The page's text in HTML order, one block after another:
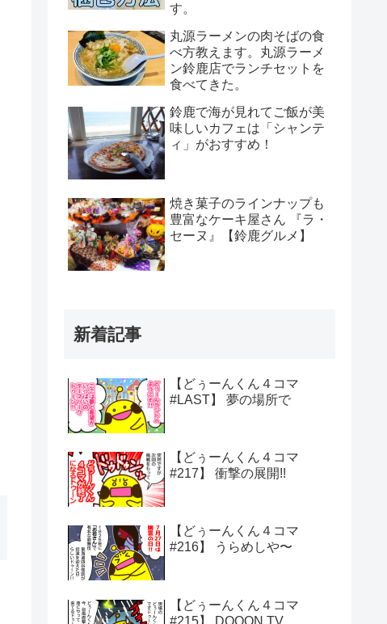
す。
丸源ラーメンの肉そばの食
べ方教えます。丸源ラーメ
ン鈴鹿店でランチセットを
食べてきた。
鈴鹿で海が見れてご飯が美
味しいカフェは「シャンテ
ィ」がおすすめ！
焼き菓子のラインナップも
豊富なケーキ屋さん 『ラ・
セーヌ』【鈴鹿グルメ】
新着記事
【どぅーんくん４コマ
#LAST】 夢の場所で
【どぅーんくん４コマ
#217】 衝撃の展開!!
【どぅーんくん４コマ
#216】 うらめしや〜
【どぅーんくん４コマ
#215】 DOOON TV.